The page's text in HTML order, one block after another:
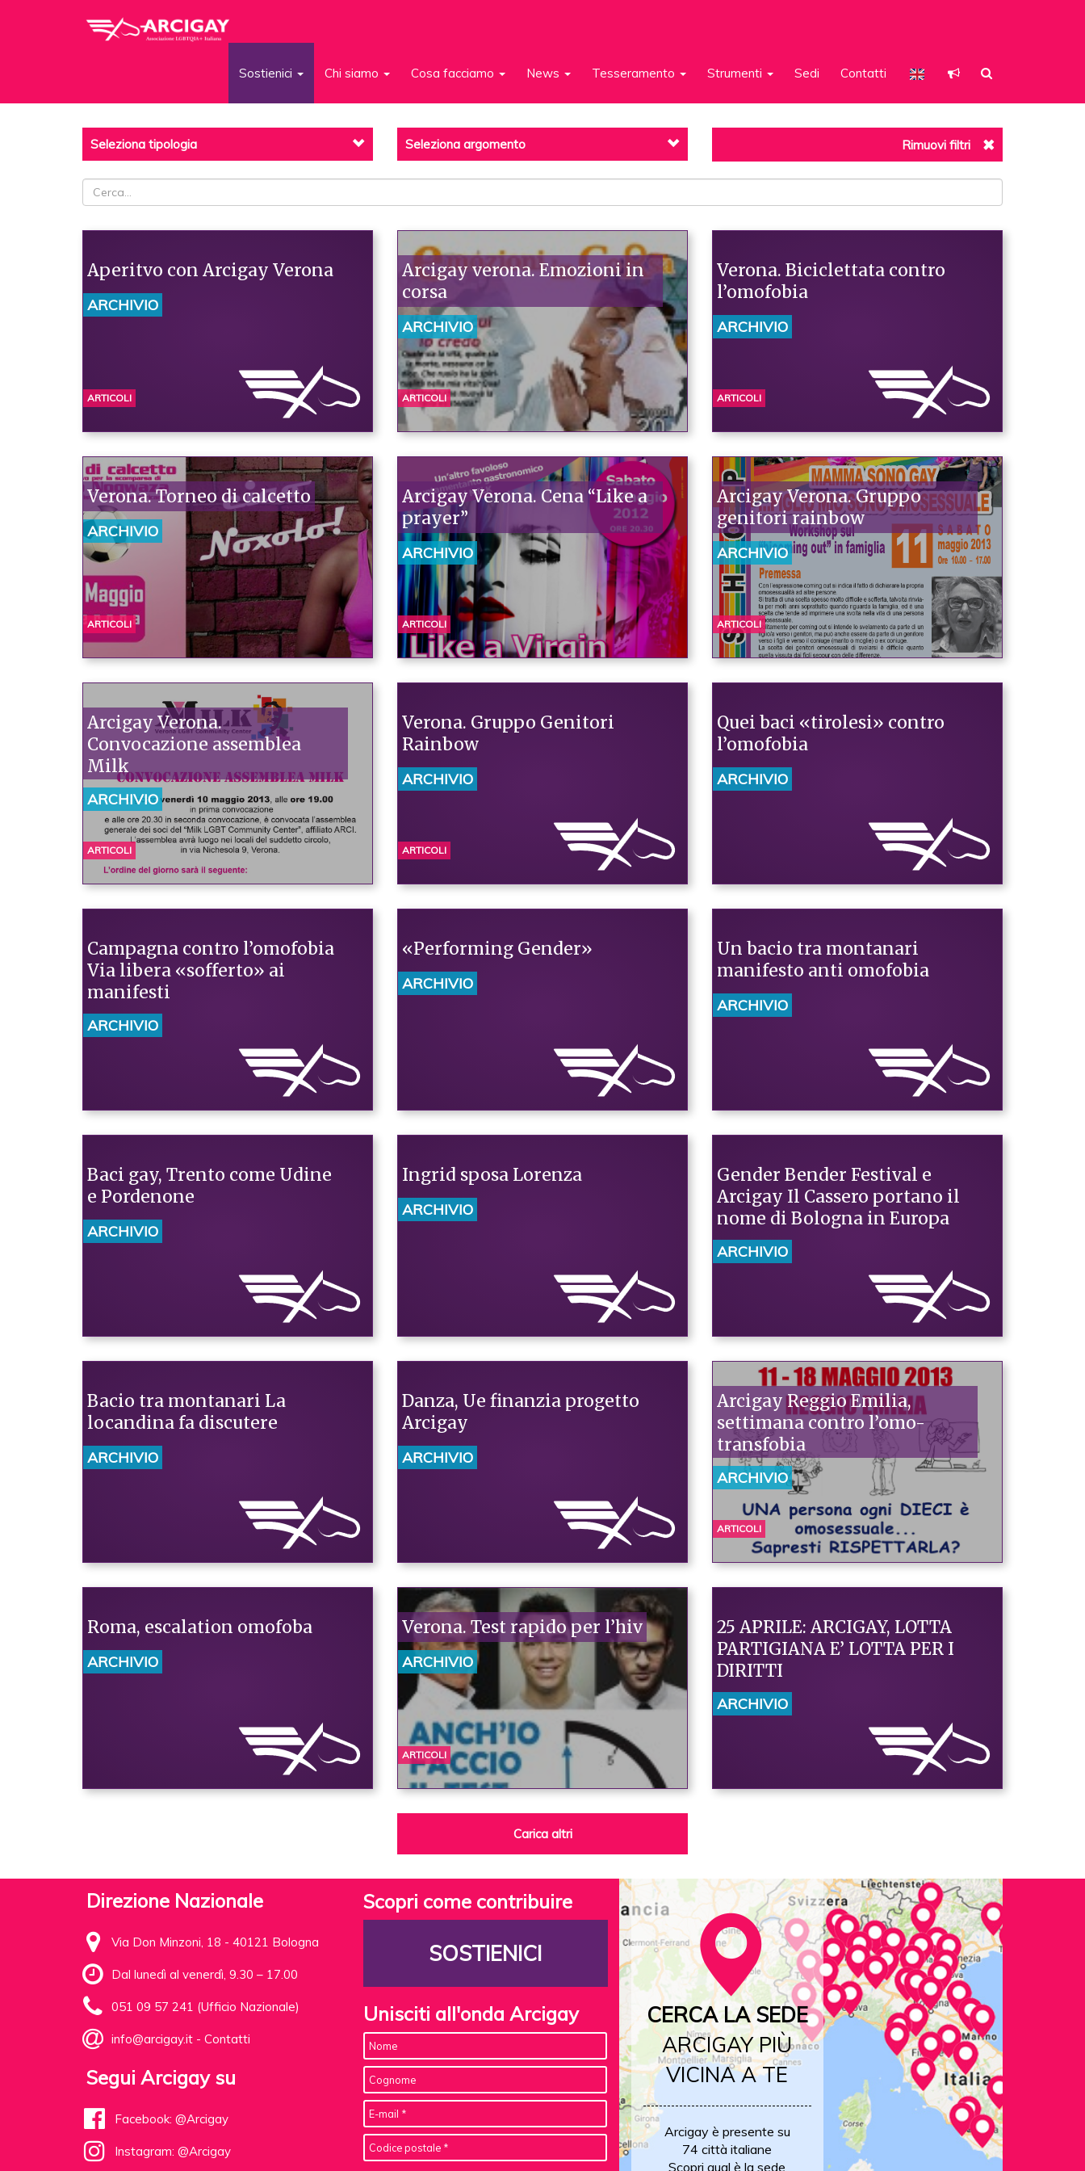
Sostienici Chi siamo Cosa facciamo News Tesseramento Strumenti Sedi Contatti
Seleziona tipologia Seleziona argomento Rimuovi filtri
Aperitvo con Arcigay Verona
ARCHIVIO
ARTICOLI
Arcigay verona. Emozioni in
corsa
ARCHIVIO
ARTICOLI
Verona. Biciclettata contro
l’omofobia
ARCHIVIO
ARTICOLI
Verona. Torneo di calcetto
ARCHIVIO
ARTICOLI
Arcigay Verona. Cena “Like a
prayer”
ARCHIVIO
ARTICOLI
Arcigay Verona. Gruppo
genitori rainbow
ARCHIVIO
ARTICOLI
Arcigay Verona.
Convocazione assemblea
Milk
ARCHIVIO
ARTICOLI
Verona. Gruppo Genitori
Rainbow
ARCHIVIO
ARTICOLI
Quei baci «tirolesi» contro
l’omofobia
ARCHIVIO
Campagna contro l’omofobia
Via libera «sofferto» ai
manifesti
ARCHIVIO
«Performing Gender»
ARCHIVIO
Un bacio tra montanari
manifesto anti omofobia
ARCHIVIO
Baci gay, Trento come Udine
e Pordenone
ARCHIVIO
Ingrid sposa Lorenza
ARCHIVIO
Gender Bender Festival e
Arcigay Il Cassero portano il
nome di Bologna in Europa
ARCHIVIO
Bacio tra montanari La
locandina fa discutere
ARCHIVIO
Danza, Ue finanzia progetto
Arcigay
ARCHIVIO
Arcigay Reggio Emilia,
settimana contro l’omo-
transfobia
ARCHIVIO
ARTICOLI
Roma, escalation omofoba
ARCHIVIO
Verona. Test rapido per l’hiv
ARCHIVIO
ARTICOLI
25 APRILE: ARCIGAY, LOTTA
PARTIGIANA E’ LOTTA PER I
DIRITTI
ARCHIVIO
Carica altri
Direzione Nazionale
Via Don Minzoni, 18 - 40121 Bologna
Dal lunedì al venerdì, 9.30 – 17.00
051 09 57 241 (Ufficio Nazionale)
info@arcigay.it - Contatti
Segui Arcigay su
Facebook: @Arcigay
Instagram: @Arcigay
Scopri come contribuire
SOSTIENICI
Unisciti all'onda Arcigay
CERCA LA SEDE
ARCIGAY PIÙ
VICINA A TE
Arcigay è presente su
74 città italiane
Scopri qual è la sede